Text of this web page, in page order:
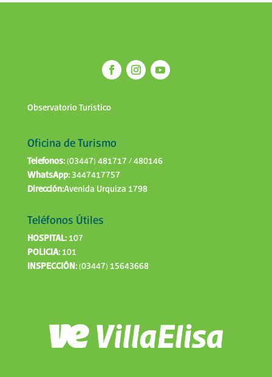
Observatorio Turístico
Oficina de Turismo
Telefonos:(03447) 481717 / 480146
WhatsApp:3447417757
Dirección:Avenida Urquiza 1798
Teléfonos Útiles
HOSPITAL:107
POLICIA:101
INSPECCIÓN:(03447) 15643668